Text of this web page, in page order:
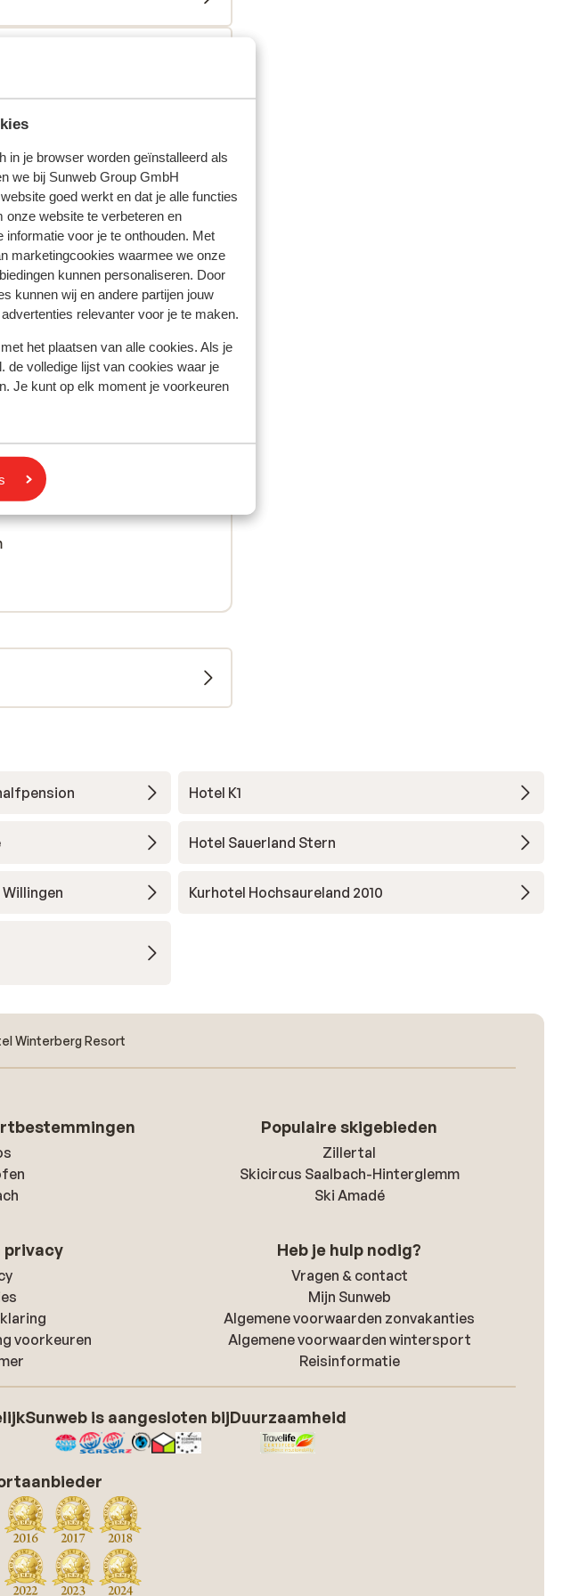
in je browser worden geïnstalleerd als
we bij Sunweb Group GmbH
goed werkt en dat je alle functies
website te verbeteren en
voor je te onthouden. Met
marketingcookies waarmee we onze
kunnen personaliseren. Door
kunnen wij en andere partijen jouw
relevanter voor je te maken.
het plaatsen van alle cookies. Als je
de volledige lijst van cookies waar je
Je kunt op elk moment je voorkeuren
Meest geboekt door vrienden
30 jan. 2026
een aanrader. Kort bij
een aanrader. Kort bij
Hotel K1
Hotel Sauerland Stern
Willingen Kurhotel Hochsaureland 2010
Winterberg Resort
Populaire skigebieden
Zillertal
Skicircus Saalbach-Hinterglemm
Ski Amadé
privacy
voorkeuren
Heb je hulp nodig?
Vragen & contact
Mijn Sunweb
Algemene voorwaarden zonvakanties
Algemene voorwaarden wintersport
Reisinformatie
Sunweb is aangesloten bijDuurzaamheid